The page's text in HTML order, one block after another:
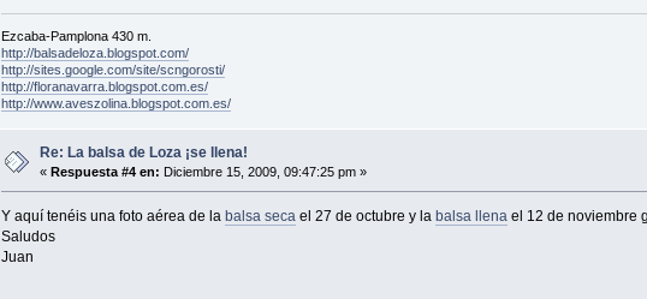
Ezcaba-Pamplona 430 m.
http://balsadeloza.blogspot.com/
http://sites.google.com/site/scngorosti/
http://floranavarra.blogspot.com.es/
http://www.aveszolina.blogspot.com.es/
Re: La balsa de Loza ¡se llena!
«Respuesta #4 en: Diciembre 15, 2009, 09:47:25 pm »
Y aquí tenéis una foto aérea de la balsa secael 27 de octubre y la balsa llenael 12 de noviembre
Saludos
Juan